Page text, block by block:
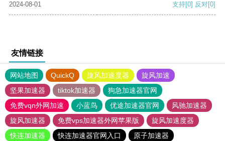
2024-08-01
支持[0] 反对[0]
友情链接
网站地图 QuickQ 旋风加速度器
旋风加速
坚果加速器
tiktok加速器
狗急加速器官网
免费vqn外网加速
小蓝鸟 优途加速器官网
风驰加速器
旋风加速器
免费vps加速器外网苹果版
旋风加速度器
快连加速器
快连加速器官网入口
原子加速器